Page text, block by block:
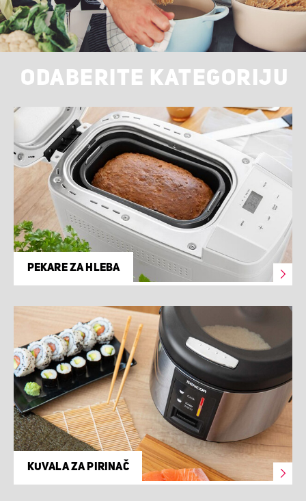
ODABERITE KATEGORIJU
PEKARE ZA HLEBA
KUVALA ZA PIRINAČ